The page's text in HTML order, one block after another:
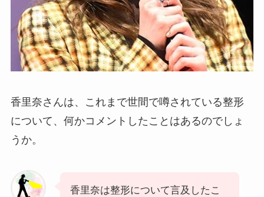
香里奈さんは、これまで世間で噂されている整形
について、何かコメントしたことはあるのでしょ
うか。
香里奈は整形について言及したこ